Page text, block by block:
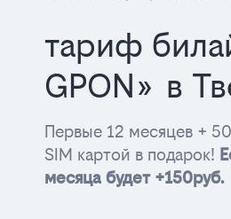
тариф
GPON» в
Первые 12 месяцев +
SIM картой в подарок!
месяца будет +150руб.